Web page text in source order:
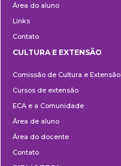
Área do aluno
Links
Contato
e
Extensão
CULTURA E EXTENSÃO
Comissão de Cultura e Extensão
Cursos de extensão
ECA e a Comunidade
Área de aluno
Área do docente
Contato